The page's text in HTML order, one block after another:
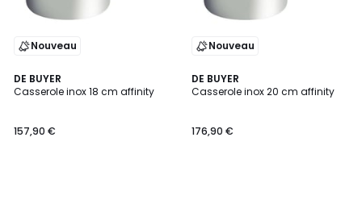
Nouveau
DE BUYER
Casserole inox 18 cm affinity
157,90 €
Nouveau
DE BUYER
Casserole inox 20 cm affinity
176,90 €